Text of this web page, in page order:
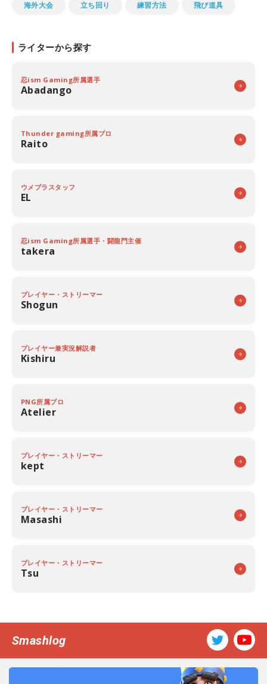
海外大会 立ち回り 練習方法 飛び道具
ライターから探す
忍ism Gaming所属選手
Abadango
Thunder gaming所属プロ
Raito
ウメブラスタッフ
EL
忍ism Gaming所属選手・闘龍門主催
takera
プレイヤー・ストリーマー
Shogun
プレイヤー兼実況解説者
Kishiru
PNG所属プロ
Atelier
プレイヤー・ストリーマー
kept
プレイヤー・ストリーマー
Masashi
プレイヤー・ストリーマー
Tsu
Smashlog